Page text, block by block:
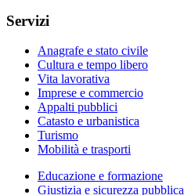
Servizi
Anagrafe e stato civile
Cultura e tempo libero
Vita lavorativa
Imprese e commercio
Appalti pubblici
Catasto e urbanistica
Turismo
Mobilità e trasporti
Educazione e formazione
Giustizia e sicurezza pubblica